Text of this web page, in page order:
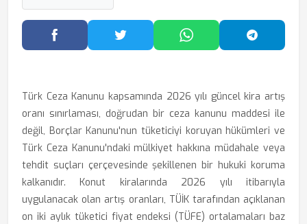
Facebook'ta PaylaşTwitter'da PaylaşWhatsApp'ta Paylaş
Türk Ceza Kanunu kapsamında 2026 yılı güncel kira artış
oranı sınırlaması, doğrudan bir ceza kanunu maddesi ile
değil, Borçlar Kanunu'nun tüketiciyi koruyan hükümleri ve
Türk Ceza Kanunu'ndaki mülkiyet hakkına müdahale veya
tehdit suçları çerçevesinde şekillenen bir hukuki koruma
kalkanıdır. Konut kiralarında 2026 yılı itibarıyla
uygulanacak olan artış oranları, TÜİK tarafından açıklanan
on iki aylık tüketici fiyat endeksi (TÜFE) ortalamaları baz